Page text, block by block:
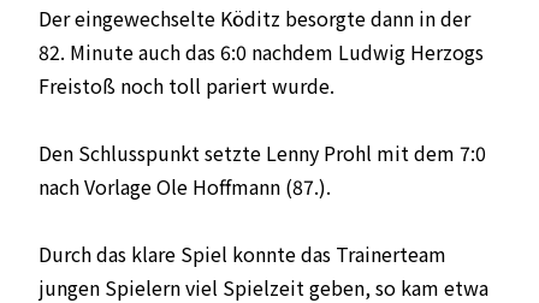
Der eingewechselte Köditz besorgte dann in der
82. Minute auch das 6:0 nachdem Ludwig Herzogs
Freistoß noch toll pariert wurde.
Den Schlusspunkt setzte Lenny Prohl mit dem 7:0
nach Vorlage Ole Hoffmann (87.).
Durch das klare Spiel konnte das Trainerteam
jungen Spielern viel Spielzeit geben, so kam etwa